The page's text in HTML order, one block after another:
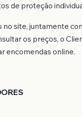
de proteção
site, juntamente
os preços, o
encomendas online.